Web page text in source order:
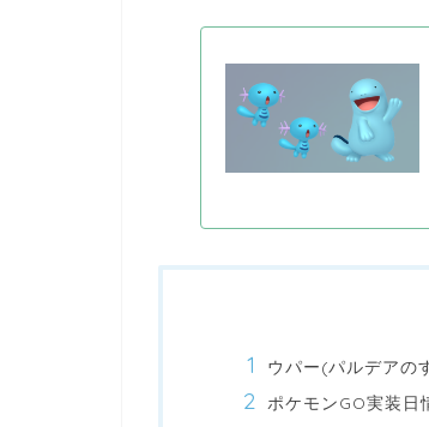
ウパー(パルデアの
ポケモンGO実装日